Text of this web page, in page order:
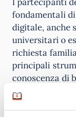
fondamentali
digitale, anche
universitari o
richiesta
principali
conoscenza di
piattaforme